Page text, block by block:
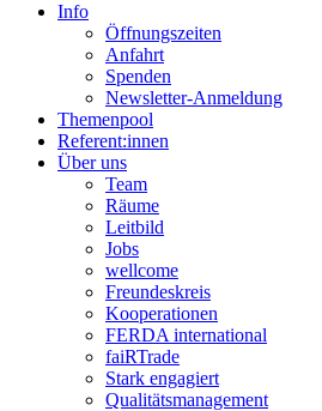
Info
Öffnungszeiten
Anfahrt
Spenden
Newsletter-Anmeldung
Themenpool
Referent:innen
Über uns
Team
Räume
Leitbild
Jobs
wellcome
Freundeskreis
Kooperationen
FERDA international
faiRTrade
Stark engagiert
Qualitätsmanagement